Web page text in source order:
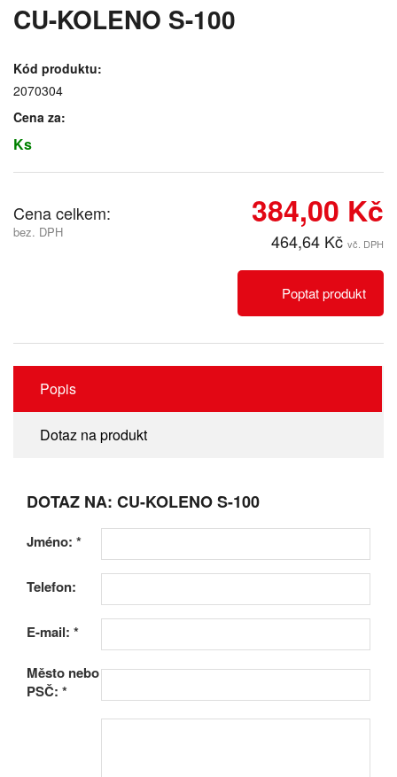
CU-KOLENO S-100
Kód produktu:
2070304
Cena za:
Ks
Cena celkem:
bez. DPH
384,00 Kč
464,64 Kč vč. DPH
Poptat produkt
Popis
Dotaz na produkt
DOTAZ NA: CU-KOLENO S-100
Jméno: *
Telefon:
E-mail: *
Město nebo
PSČ: *